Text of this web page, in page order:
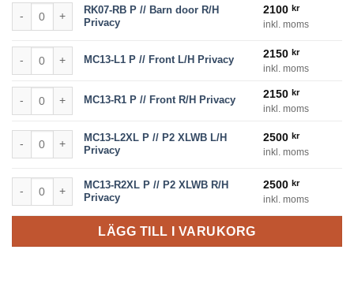
RK07-RB P // Barn door R/H Privacy mängd
RK07-RB P // Barn door R/H
Privacy
2100kr
inkl. moms
MC13-L1 P // Front L/H Privacy mängd
MC13-L1 P // Front L/H Privacy 2150kr
inkl. moms
MC13-R1 P // Front R/H Privacy mängd
MC13-R1 P // Front R/H Privacy 2150kr
inkl. moms
MC13-L2XL P // P2 XLWB L/H Privacy mängd
MC13-L2XL P // P2 XLWB L/H
Privacy
2500kr
inkl. moms
MC13-R2XL P // P2 XLWB R/H Privacy mängd
MC13-R2XL P // P2 XLWB R/H
Privacy
2500kr
inkl. moms
LÄGG TILL I VARUKORG